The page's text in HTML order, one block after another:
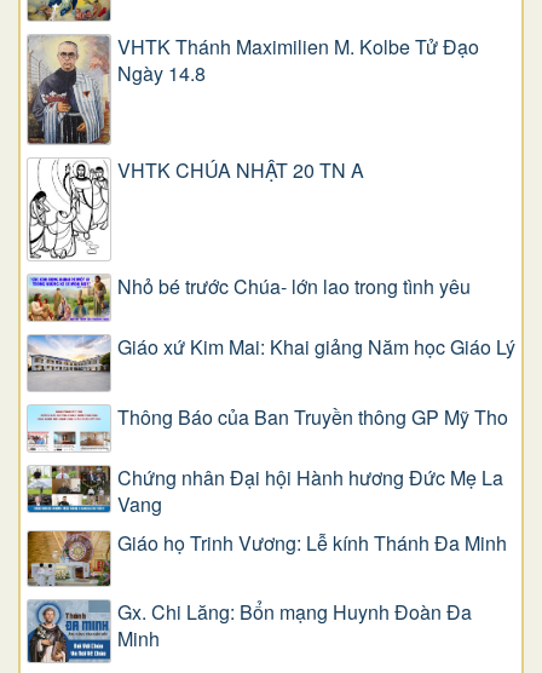
VHTK Thánh Maximilien M. Kolbe Tử Đạo
Ngày 14.8
VHTK CHÚA NHẬT 20 TN A
Nhỏ bé trước Chúa- lớn lao trong tình yêu
Giáo xứ Kim Mai: Khai giảng Năm học Giáo Lý
Thông Báo của Ban Truyền thông GP Mỹ Tho
Chứng nhân Đại hội Hành hương Đức Mẹ La
Vang
Giáo họ Trinh Vương: Lễ kính Thánh Đa Minh
Gx. Chi Lăng: Bổn mạng Huynh Đoàn Đa
Minh